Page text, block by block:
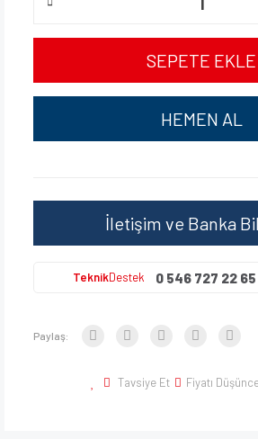
SEPETE EKLE
HEMEN AL
İletişim ve Banka
TeknikDestek 0 546 727 22 65
Paylaş:
Tavsiye Et Fiyatı